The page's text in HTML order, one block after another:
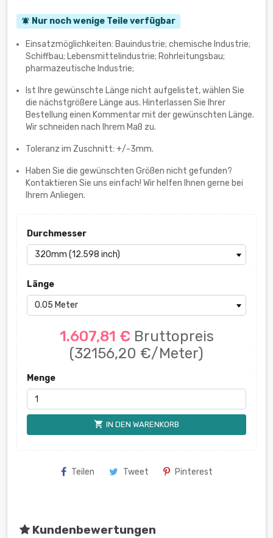
notifications_active Nur noch wenige Teile verfügbar
Einsatzmöglichkeiten: Bauindustrie; chemische Industrie;
Schiffbau; Lebensmittelindustrie; Rohrleitungsbau;
pharmazeutische Industrie;
Ist Ihre gewünschte Länge nicht aufgelistet, wählen Sie
die nächstgrößere Länge aus. Hinterlassen Sie Ihrer
Bestellung einen Kommentar mit der gewünschten Länge.
Wir schneiden nach Ihrem Maß zu.
Toleranz im Zuschnitt: +/-3mm.
Haben Sie die gewünschten Größen nicht gefunden?
Kontaktieren Sie uns einfach! Wir helfen Ihnen gerne bei
Ihrem Anliegen.
Durchmesser
Länge
1.607,81 € Bruttopreis
(32156,20 €/Meter)
Menge
shopping_cart IN DEN WARENKORB
Teilen Tweet Pinterest
Kundenbewertungen